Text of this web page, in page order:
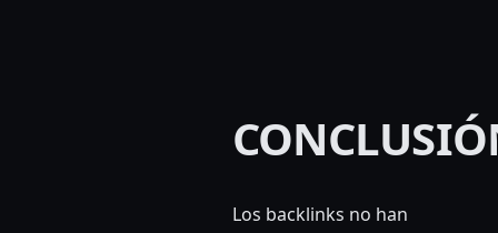
Los backlinks no han